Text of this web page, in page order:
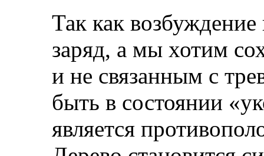
Так как
заряд, а мы хотим
и не связанным с
быть в состоянии
является